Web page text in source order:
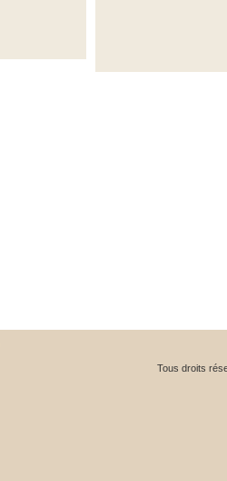
Tous droits